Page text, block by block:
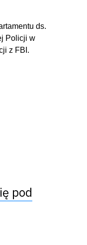
ds.
Policji w
z FBI.
pod